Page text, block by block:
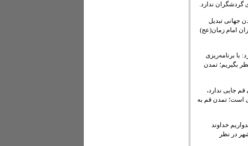
گردشگران ندارد.
جهانی تبدیل
امام زمان(عج)
با برنامه‌ریزی
بگیریم؛ تمدن
جایی ندارد،
است؛ تمدن قم به
خداوند
در نظر